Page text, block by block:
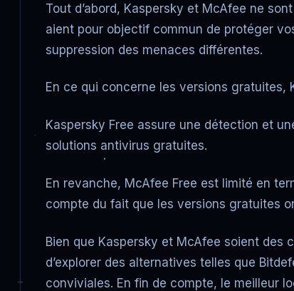
Tout d’abord, Kaspersky et McAfee ne
aient pour objectif commun de protéger
suppression des menaces différentes.
En ce qui concerne les versions
Kaspersky Free assure une détection et
solutions antivirus gratuites.
En revanche, McAfee Free est limité en
compte du fait que les versions gratuites
Bien que Kaspersky et McAfee soient des
d’explorer des alternatives telles que
conviviales. En fin de compte, le meilleur